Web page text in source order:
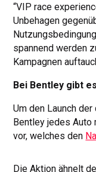
“VIP race
Unbehagen
spannend werden
Kampagnen
Bei Bentley gibt
Um den Launch
Bentley jedes Auto
vor, welches den
Die Aktion ähnelt